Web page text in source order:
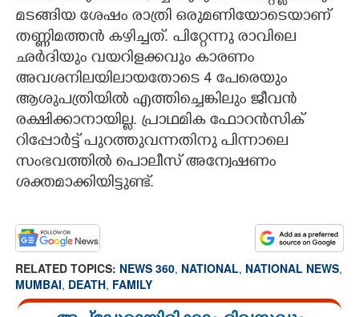
മടങ്ങിയ ശേഷം രാത്രി ഒരുമണിയോടെയാണ്
തണ്ണിമത്തന്‍ കഴിച്ചത്. പിറ്റേന്നു രാവിലെ
ഛര്‍ദിയും വയറിളക്കവും കാരണം
അവശനിലയിലായതോടെ 4 പേരെയും
ആശുപത്രിയില്‍ എത്തിച്ചെങ്കിലും ജീവൻ
രക്ഷിക്കാനായില്ല. പ്രാഥമിക ഫോറന്‍സിക്
റിപ്പോര്‍ട്ട് പുറത്തുവന്നതിനു പിന്നാലെ
സംഭവത്തിൽ പൊലീസ് അന്വേഷണം
ശക്തമാക്കിയിട്ടുണ്ട്.
RELATED TOPICS: NEWS 360, NATIONAL, NATIONAL NEWS,
MUMBAI, DEATH, FAMILY